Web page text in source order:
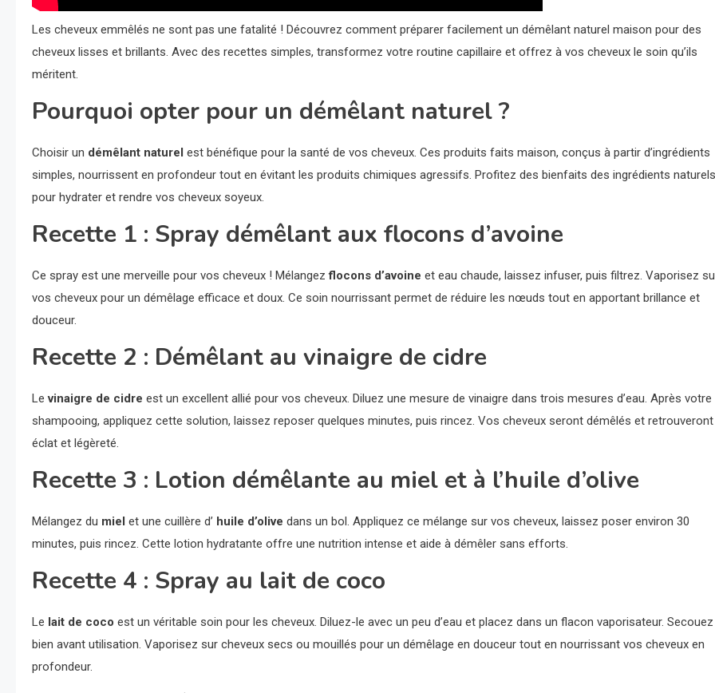
Les cheveux emmêlés ne sont pas une fatalité ! Découvrez comment préparer facilement un démêlant naturel maison pour des
cheveux lisses et brillants. Avec des recettes simples, transformez votre routine capillaire et offrez à vos cheveux le soin qu’ils
méritent.
Pourquoi opter pour un démêlant naturel ?
Choisir un démêlant naturel est bénéfique pour la santé de vos cheveux. Ces produits faits maison, conçus à partir d’ingrédients
simples, nourrissent en profondeur tout en évitant les produits chimiques agressifs. Profitez des bienfaits des ingrédients naturels
pour hydrater et rendre vos cheveux soyeux.
Recette 1 : Spray démêlant aux flocons d’avoine
Ce spray est une merveille pour vos cheveux ! Mélangezflocons d’avoine et eau chaude, laissez infuser, puis filtrez. Vaporisez
vos cheveux pour un démêlage efficace et doux. Ce soin nourrissant permet de réduire les nœuds tout en apportant brillance et
douceur.
Recette 2 : Démêlant au vinaigre de cidre
Levinaigre de cidre est un excellent allié pour vos cheveux. Diluez une mesure de vinaigre dans trois mesures d’eau. Après votre
shampooing, appliquez cette solution, laissez reposer quelques minutes, puis rincez. Vos cheveux seront démêlés et retrouveront
éclat et légèreté.
Recette 3 : Lotion démêlante au miel et à l’huile d’olive
Mélangez du miel et une cuillère d’ huile d’olive dans un bol. Appliquez ce mélange sur vos cheveux, laissez poser environ 30
minutes, puis rincez. Cette lotion hydratante offre une nutrition intense et aide à démêler sans efforts.
Recette 4 : Spray au lait de coco
Le lait de coco est un véritable soin pour les cheveux. Diluez-le avec un peu d’eau et placez dans un flacon vaporisateur. Secouez
bien avant utilisation. Vaporisez sur cheveux secs ou mouillés pour un démêlage en douceur tout en nourrissant vos cheveux en
profondeur.